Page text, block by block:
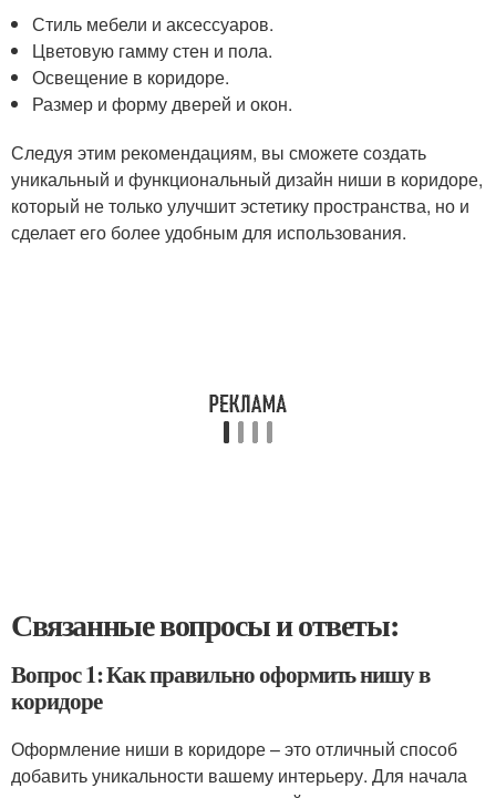
Стиль мебели и аксессуаров.
Цветовую гамму стен и пола.
Освещение в коридоре.
Размер и форму дверей и окон.
Следуя этим рекомендациям, вы сможете создать
уникальный и функциональный дизайн ниши в коридоре,
который не только улучшит эстетику пространства, но и
сделает его более удобным для использования.
Связанные вопросы и ответы:
Вопрос 1: Как правильно оформить нишу в
коридоре
Оформление ниши в коридоре – это отличный способ
добавить уникальности вашему интерьеру. Для начала